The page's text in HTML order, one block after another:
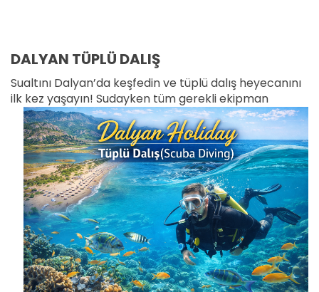
DALYAN TÜPLÜ DALIŞ
Sualtını Dalyan’da keşfedin ve tüplü dalış heyecanını
ilk kez yaşayın! Sudayken tüm gerekliekipman